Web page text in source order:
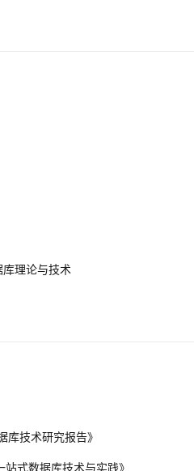
下载】小程序里的大世界
数据库持久保存用户的数
MyBase介绍
未来数据库上云的“伪”与
理论与技术
技术研究报告》
式数据库技术与实践》